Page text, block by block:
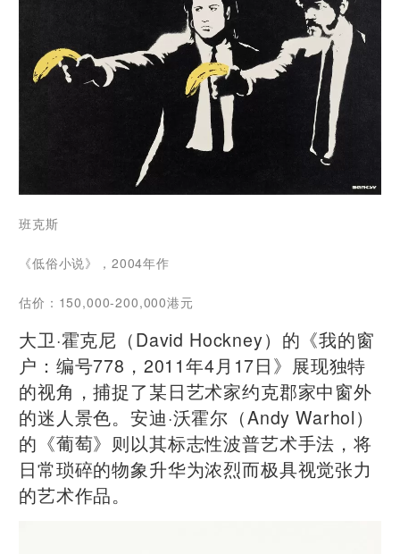
班克斯
《低俗小说》，2004年作
估价：150,000-200,000港元
大卫·霍克尼（David Hockney）的《我的窗
户：编号778，2011年4月17日》展现独特
的视角，捕捉了某日艺术家约克郡家中窗外
的迷人景色。安迪·沃霍尔（Andy Warhol）
的《葡萄》则以其标志性波普艺术手法，将
日常琐碎的物象升华为浓烈而极具视觉张力
的艺术作品。